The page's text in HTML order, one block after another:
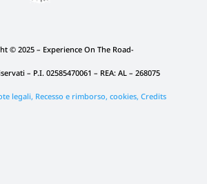
© 2025 – Experience On The Road-
– P.I. 02585470061 – REA: AL – 268075
legali, Recesso e rimborso, cookies,Credits